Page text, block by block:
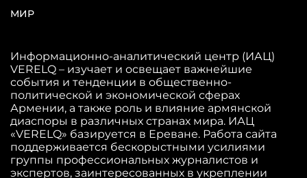
МИР
Информационно-аналитический центр (ИАЦ)
VERELQ – изучает и освещает важнейшие
события и тенденции в общественно-
политической и экономической сферах
Армении, а также роль и влияние армянской
диаспоры в различных странах мира. ИАЦ
«VERELQ» базируется в Ереване. Работа сайта
поддерживается бескорыстными усилиями
группы профессиональных журналистов и
экспертов, заинтересованных в укреплении